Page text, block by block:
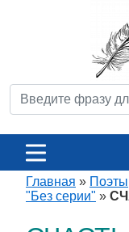
Главная » Поэты
"Без серии" »